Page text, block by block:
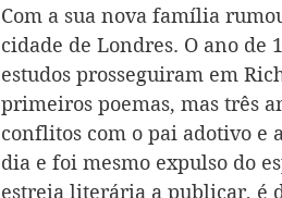
Com a sua nova família
cidade de Londres. O ano de
estudos prosseguiram em
primeiros poemas, mas três
conflitos com o pai adotivo e
dia e foi mesmo expulso do
estreia literária a publicar, é